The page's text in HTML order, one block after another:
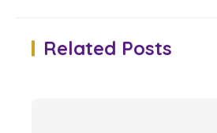
Related Posts